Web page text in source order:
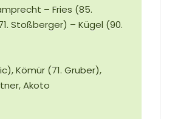
– Fries (85.
Stoßberger) – Kügel (90.
Kömür (71. Gruber),
Akoto